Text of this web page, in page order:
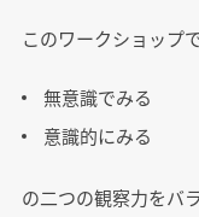
このワークショップ
無意識でみる
意識的にみる
の二つの観察力をバ